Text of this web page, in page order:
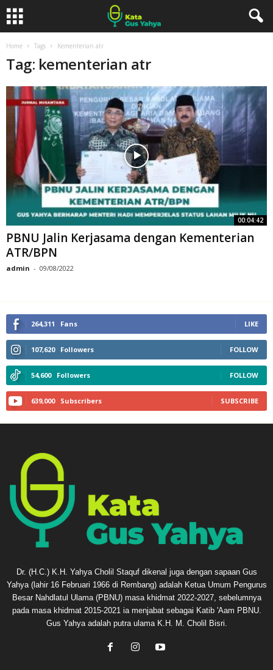
Home Tags Kementerian atr
Tag: kementerian atr
00:04:42
PBNU Jalin Kerjasama dengan Kementerian
ATR/BPN
admin - 09/08/2022
264,311 Fans LIKE
107,620 Followers FOLLOW
54,600 Followers FOLLOW
639,000 Subscribers SUBSCRIBE
Dr. (H.C.) K.H. Yahya Cholil Staquf dikenal juga dengan sapaan Gus
Yahya (lahir 16 Februari 1966 di Rembang) adalah Ketua Umum Pengurus
Besar Nahdlatul Ulama (PBNU) masa khidmat 2022-2027, sebelumnya
pada masa khidmat 2015-2021 ia menjabat sebagai Katib 'Aam PBNU.
Gus Yahya adalah putra ulama K.H. M. Cholil Bisri.